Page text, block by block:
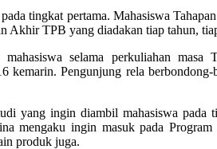
tingkat pertama. Mahasiswa
Akhir TPB yang diadakan tiap tahun,
selama perkuliahan
Pengunjung rela
yang ingin diambil mahasiswa
mengaku ingin masuk pada
produk juga.